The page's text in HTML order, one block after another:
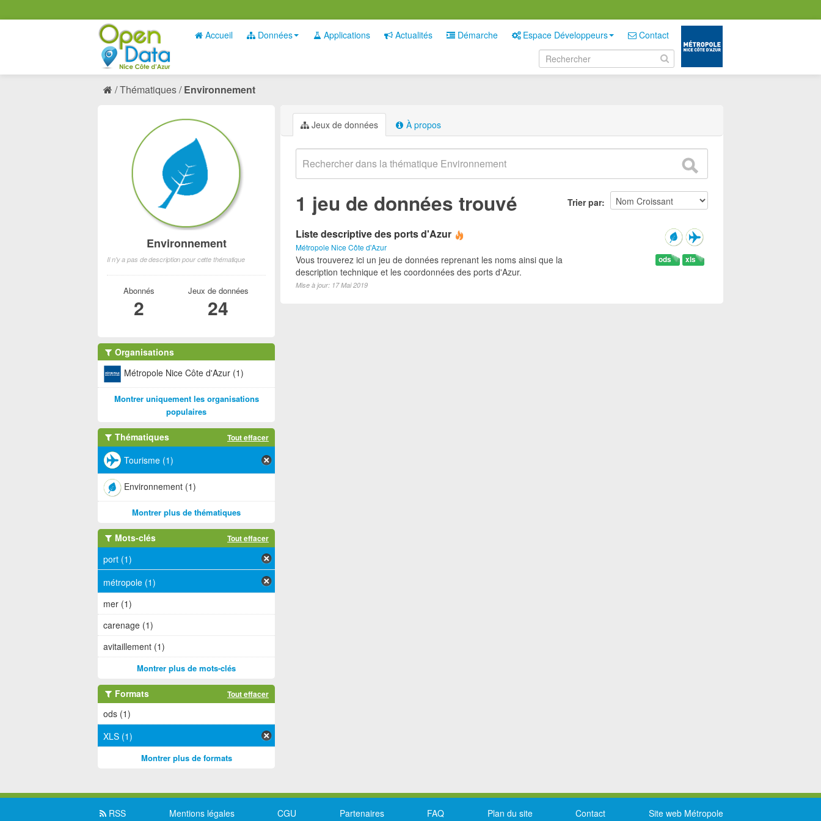
Accueil Données Applications Actualités Démarche Espace Développeurs Contact
Thématiques Environnement
Jeux de données À propos
Trier par
1 jeu de données trouvé
Liste descriptive des ports d'Azur
Métropole Nice Côte d'Azur
xls
ods
Vous trouverez ici un jeu de données reprenant les noms ainsi que la
description technique et les coordonnées des ports d'Azur.
Mise à jour: 17 Mai 2019
Environnement
Il n'y a pas de description pour cette thématique
Abonnés
2
Jeux de données
24
Organisations
Métropole Nice Côte d'Azur (1)
Montrer uniquement les organisations
populaires
Thématiques Tout effacer
Tourisme (1)
Environnement (1)
Montrer plus de thématiques
Mots-clés Tout effacer
port (1)
métropole (1)
mer (1)
carenage (1)
avitaillement (1)
Montrer plus de mots-clés
Formats Tout effacer
ods (1)
XLS (1)
Montrer plus de formats
RSS Mentions légales CGU Partenaires FAQ Plan du site Contact Site web Métropole